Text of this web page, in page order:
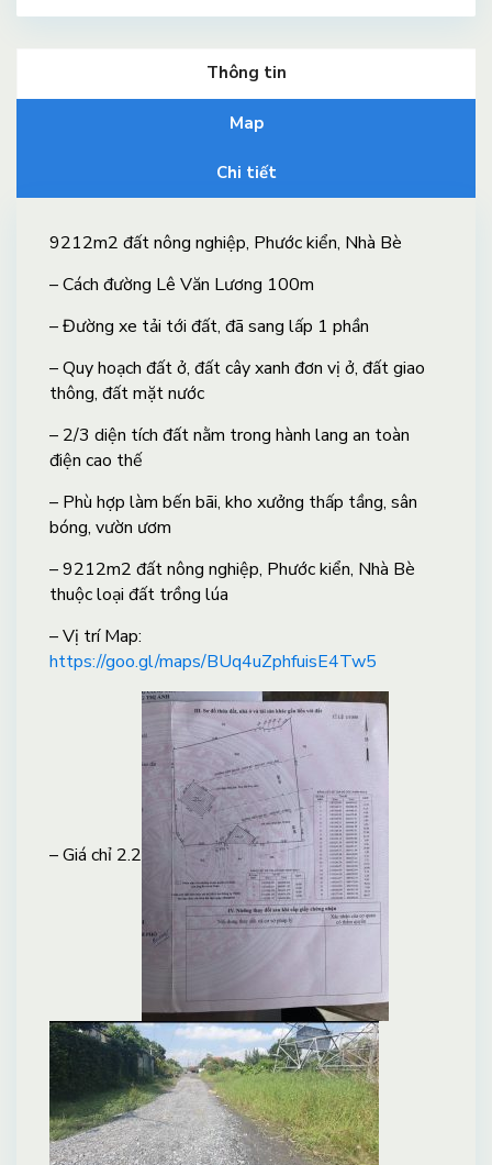
Thông tin
Map
Chi tiết
9212m2 đất nông nghiệp, Phước kiển, Nhà Bè
– Cách đường Lê Văn Lương 100m
– Đường xe tải tới đất, đã sang lấp 1 phần
– Quy hoạch đất ở, đất cây xanh đơn vị ở, đất giao
thông, đất mặt nước
– 2/3 diện tích đất nằm trong hành lang an toàn
điện cao thế
– Phù hợp làm bến bãi, kho xưởng thấp tầng, sân
bóng, vườn ươm
– 9212m2 đất nông nghiệp, Phước kiển, Nhà Bè
thuộc loại đất trồng lúa
– Vị trí Map:
https://goo.gl/maps/BUq4uZphfuisE4Tw5
– Giá chỉ 2.2